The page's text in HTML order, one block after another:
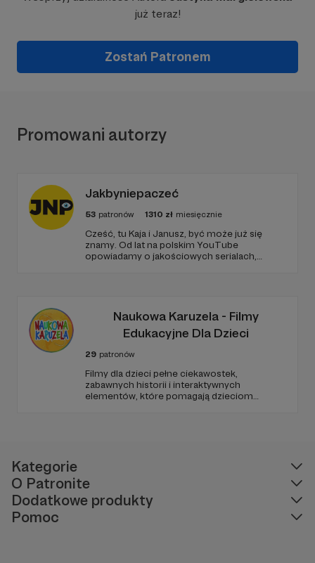
już teraz!
Zostań Patronem
Promowani autorzy
Jakbyniepaczeć
53 patronów 1310 zł miesięcznie
Cześć, tu Kaja i Janusz, być może już się
znamy. Od lat na polskim YouTube
opowiadamy o jakościowych serialach,
rozwijać i dalej działać!
Naukowa Karuzela - Filmy
Edukacyjne Dla Dzieci
29 patronów
Filmy dla dzieci pełne ciekawostek,
zabawnych historii i interaktywnych
elementów, które pomagają dzieciom
Kategorie
O Patronite
Dodatkowe produkty
Pomoc